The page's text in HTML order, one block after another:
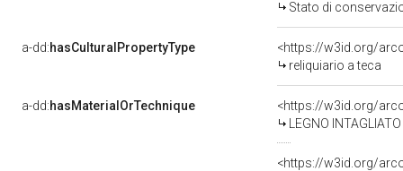
Stato di
a-dd:hasCulturalPropertyType
reliquiario a teca
a-dd:hasMaterialOrTechnique
<https://w3id.org/
LEGNO INTAGLIATO
<https://w3id.org/